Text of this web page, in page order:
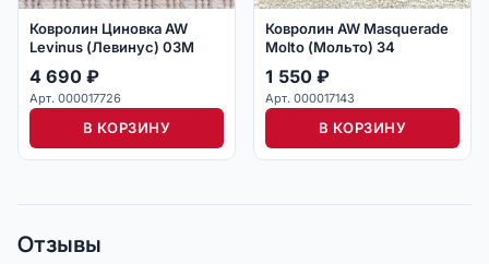
Ковролин Циновка AW
Levinus (Левинус) 03M
4 690 ₽
Арт. 000017726
В КОРЗИНУ
Ковролин AW Masquerade
Molto (Мольто) 34
1 550 ₽
Арт. 000017143
В КОРЗИНУ
Отзывы